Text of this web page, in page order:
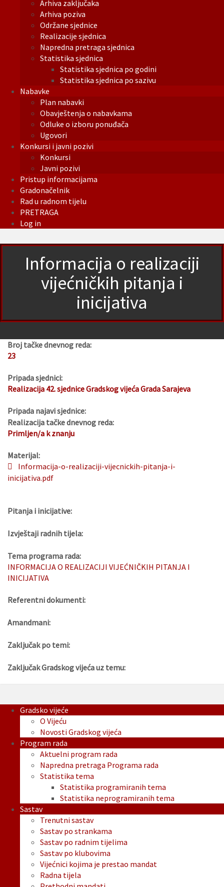
Arhiva zaključaka
Arhiva poziva
Održane sjednice
Realizacije sjednica
Napredna pretraga sjednica
Statistika sjednica
Statistika sjednica po godini
Statistika sjednica po sazivu
Nabavke
Plan nabavki
Obavještenja o nabavkama
Odluke o izboru ponuđača
Ugovori
Konkursi i javni pozivi
Konkursi
Javni pozivi
Pristup informacijama
Gradonačelnik
Rad u radnom tijelu
PRETRAGA
Log in
Informacija o realizaciji
vijećničkih pitanja i
inicijativa
Broj tačke dnevnog reda:
23
Pripada sjednici:
Realizacija 42. sjednice Gradskog vijeća Grada Sarajeva
Pripada najavi sjednice:
Realizacija tačke dnevnog reda:
Primljen/a k znanju
Materijal:
Informacija-o-realizaciji-vijecnickih-pitanja-i-
inicijativa.pdf
Pitanja i inicijative:
Izvještaji radnih tijela:
Tema programa rada:
INFORMACIJA O REALIZACIJI VIJEĆNIČKIH PITANJA I
INICIJATIVA
Referentni dokumenti:
Amandmani:
Zaključak po temi:
Zaključak Gradskog vijeća uz temu:
Gradsko vijeće
O Vijeću
Novosti Gradskog vijeća
Program rada
Aktuelni program rada
Napredna pretraga Programa rada
Statistika tema
Statistika programiranih tema
Statistika neprogramiranih tema
Sastav
Trenutni sastav
Sastav po strankama
Sastav po radnim tijelima
Sastav po klubovima
Vijećnici kojima je prestao mandat
Radna tijela